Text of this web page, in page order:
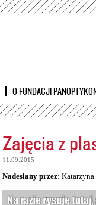
O FUNDACJI
Zajęcia z
11.09.2015
Nadesłany przez: Katarzyna